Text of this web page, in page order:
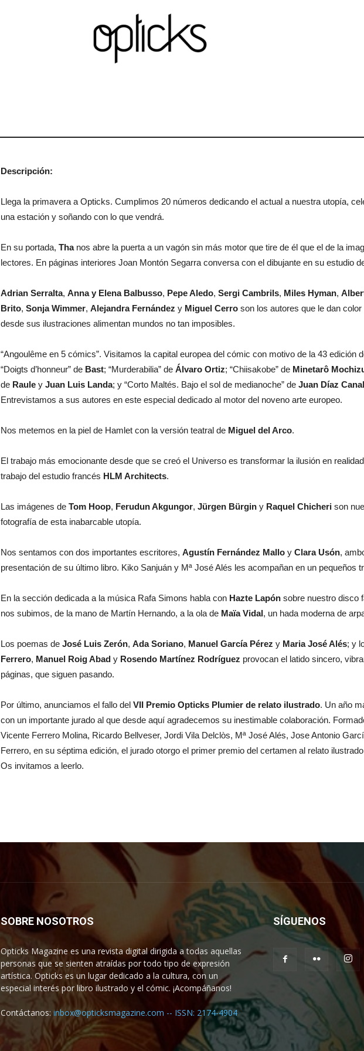
Descripción:
Llega la primavera a Opticks. Cumplimos 20 números dedicando el actual a nuestra utopía,
una estación y soñando con lo que vendrá.
En su portada, Thanos abre la puerta a un vagón sin más motor que tire de él que el de la
lectores. En páginas interiores Joan Montón Segarra conversa con el dibujante en su estudio
Adrian Serralta, Anna y Elena Balbusso, Pepe Aledo, Sergi Cambrils, Miles Hyman,
Brito, Sonja Wimmer, Alejandra Fernández y Miguel Cerro son los autores que le dan
desde sus ilustraciones alimentan mundos no tan imposibles.
“Angoulême en 5 cómics”. Visitamos la capital europea del cómic con motivo de la 43 edición
“Doigts d’honneur” de Bast; “Murderabilia” de Álvaro Ortiz; “Chiisakobe” de Minetarô
de Raule y Juan Luis Landa; y “Corto Maltés. Bajo el sol de medianoche” de Juan Díaz
Entrevistamos a sus autores en este especial dedicado al motor del noveno arte europeo.
Nos metemos en la piel de Hamlet con la versión teatral de Miguel del Arco.
El trabajo más emocionante desde que se creó el Universo es transformar la ilusión en
trabajo del estudio francés HLM Architects.
Las imágenes de Tom Hoop, Ferudun Akgungor, Jürgen Bürgin y Raquel Chicheri son
fotografía de esta inabarcable utopía.
Nos sentamos con dos importantes escritores, Agustín Fernández Mallo y Clara Usón,
presentación de su último libro. Kiko Sanjuán y Mª José Alés les acompañan en un pequeños
En la sección dedicada a la música Rafa Simons habla con Hazte Lapón sobre nuestro disco
nos subimos, de la mano de Martín Hernando, a la ola de Maïa Vidal, un hada moderna de
Los poemas de José Luis Zerón, Ada Soriano, Manuel García Pérez y Maria José Alés; y
Ferrero, Manuel Roig Abad y Rosendo Martínez Rodríguez provocan el latido sincero,
páginas, que siguen pasando.
Por último, anunciamos el fallo del VII Premio Opticks Plumier de relato ilustrado. Un año
con un importante jurado al que desde aquí agradecemos su inestimable colaboración.
Vicente Ferrero Molina, Ricardo Bellveser, Jordi Vila Delclòs, Mª José Alés, Jose Antonio
Ferrero, en su séptima edición, el jurado otorgo el primer premio del certamen al relato
Os invitamos a leerlo.
SOBRE NOSOTROS
Opticks Magazine es una revista digital dirigida a todas aquellas
personas que se sienten atraídas por todo tipo de expresión
artística. Opticks es un lugar dedicado a la cultura, con un
especial interés por libro ilustrado y el cómic. ¡Acompáñanos!
Contáctanos:inbox@opticksmagazine.com -- ISSN: 2174-4904
SÍGUENOS